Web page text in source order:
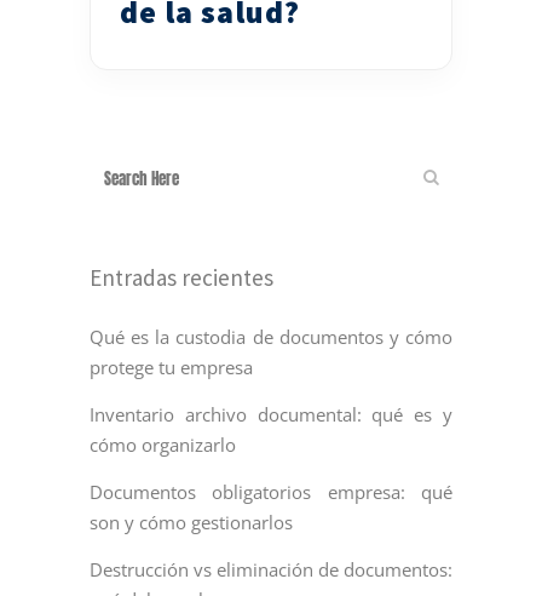
de la salud?
Entradas recientes
Qué es la custodia de documentos y cómo
protege tu empresa
Inventario archivo documental: qué es y
cómo organizarlo
Documentos obligatorios empresa: qué
son y cómo gestionarlos
Destrucción vs eliminación de documentos: